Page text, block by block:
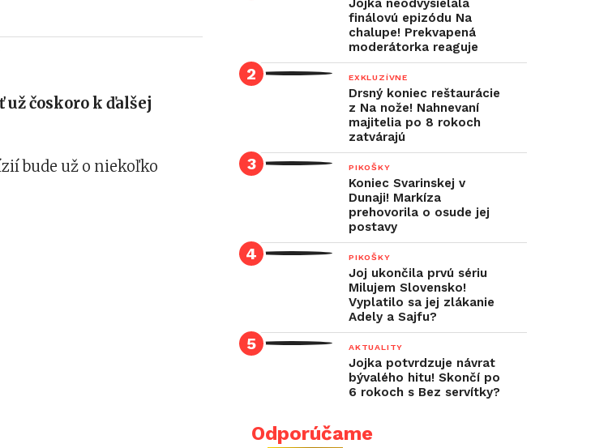
čoskoro k ďalšej
bude už o niekoľko
Jojka neodvysielala
finálovú epizódu Na
chalupe! Prekvapená
moderátorka reaguje
EXKLUZÍVNE
Drsný koniec reštaurácie
z Na nože! Nahnevaní
majitelia po 8 rokoch
zatvárajú
PIKOŠKY
Koniec Svarinskej v
Dunaji! Markíza
prehovorila o osude jej
postavy
PIKOŠKY
Joj ukončila prvú sériu
Milujem Slovensko!
Vyplatilo sa jej zlákanie
Adely a Sajfu?
AKTUALITY
Jojka potvrdzuje návrat
bývalého hitu! Skončí po
6 rokoch s Bez servítky?
Odporúčame